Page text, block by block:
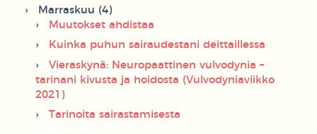
Marraskuu (4)
Muutokset ahdistaa
Kuinka puhun sairaudestani deittaillessa
Vieraskynä: Neuropaattinen vulvodynia –
tarinani kivusta ja hoidosta (Vulvodyniaviikko
2021)
Tarinoita sairastamisesta